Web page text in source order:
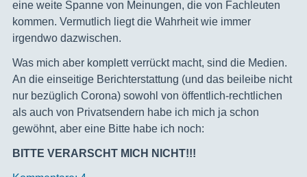
eine weite Spanne von Meinungen, die von Fachleuten
kommen. Vermutlich liegt die Wahrheit wie immer
irgendwo dazwischen.
Was mich aber komplett verrückt macht, sind die Medien.
An die einseitige Berichterstattung (und das beileibe nicht
nur bezüglich Corona) sowohl von öffentlich-rechtlichen
als auch von Privatsendern habe ich mich ja schon
gewöhnt, aber eine Bitte habe ich noch:
BITTE VERARSCHT MICH NICHT!!!